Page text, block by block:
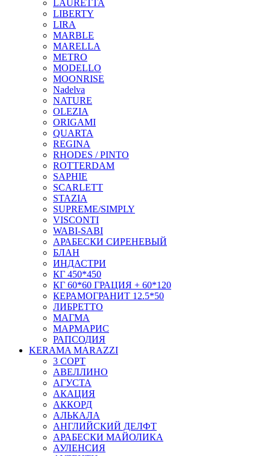
LAURETTA
LIBERTY
LIRA
MARBLE
MARELLA
METRO
MODELLO
MOONRISE
Nadelva
NATURE
OLEZIA
ORIGAMI
QUARTA
REGINA
RHODES / PINTO
ROTTERDAM
SAPHIE
SCARLETT
STAZIA
SUPREME/SIMPLY
VISCONTI
WABI-SABI
АРАБЕСКИ СИРЕНЕВЫЙ
БЛАН
ИНДАСТРИ
КГ 450*450
КГ 60*60 ГРАЦИЯ + 60*120
КЕРАМОГРАНИТ 12.5*50
ЛИБРЕТТО
МАГМА
МАРМАРИС
РАПСОДИЯ
KERAMA MARAZZI
3 СОРТ
АВЕЛЛИНО
АГУСТА
АКАЦИЯ
АККОРД
АЛЬКАЛА
АНГЛИЙСКИЙ ДЕЛФТ
АРАБЕСКИ МАЙОЛИКА
АУЛЕНСИЯ